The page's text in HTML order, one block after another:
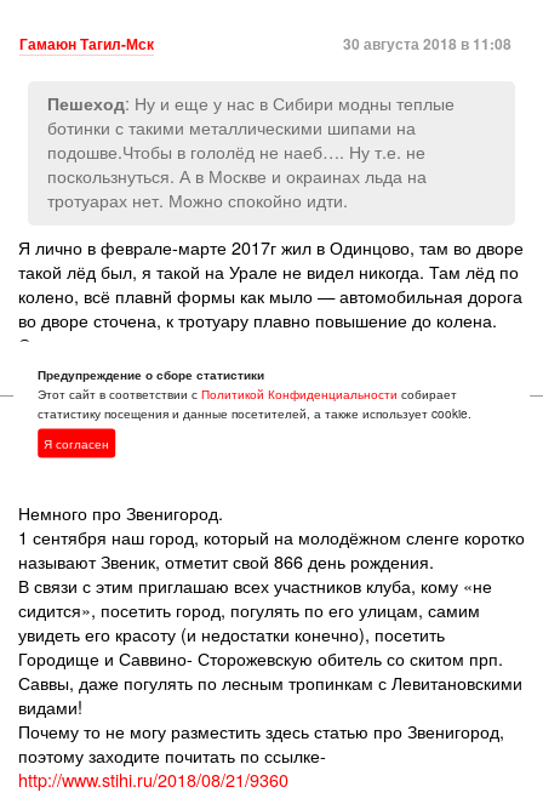
Гамаюн Тагил-Мск 30 августа 2018 в 11:08
Пешеход: Ну и еще у нас в Сибири модны теплые
ботинки с такими металлическими шипами на
подошве.Чтобы в гололёд не наеб…. Ну т.е. не
поскользнуться. А в Москве и окраинах льда на
тротуарах нет. Можно спокойно идти.
Я лично в феврале-марте 2017г жил в Одинцово, там во дворе
такой лёд был, я такой на Урале не видел никогда. Там лёд по
колено, всё плавнй формы как мыло — автомобильная дорога
во дворе сточена, к тротуару плавно повышение до колена.
Скользко, мы постоянно подскальзывались.
Немного про Звенигород.
1 сентября наш город, который на молодёжном сленге коротко
называют Звеник, отметит свой 866 день рождения.
В связи с этим приглашаю всех участников клуба, кому «не
сидится», посетить город, погулять по его улицам, самим
увидеть его красоту (и недостатки конечно), посетить
Городище и Саввино- Сторожевскую обитель со скитом прп.
Саввы, даже погулять по лесным тропинкам с Левитановскими
видами!
Почему то не могу разместить здесь статью про Звенигород,
поэтому заходите почитать по ссылке-
http://www.stihi.ru/2018/08/21/9360
Предупреждение о сборе статистики
Этот сайт в соответствии сПолитикой Конфиденциальности собирает
статистику посещения и данные посетителей, а также использует cookie.
Я согласен